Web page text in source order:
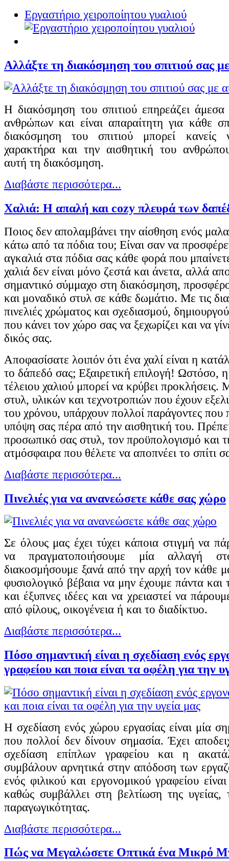
Εργαστήριο χειροποίητου γυαλιού
Αλλάξτε τη διακόσμηση του σπιτιού σας
Η διακόσμηση του σπιτιού επηρεάζει
ανθρώπων και είναι απαραίτητη για κάθε
διακόσμηση του σπιτιού μπορεί κανείς
χαρακτήρα και την αισθητική του
αυτή τη διακόσμηση.
Διαβάστε περισσότερα...
Χαλιά: Η απαλή και cozy πλευρά των
Ποιος δεν απολαμβάνει την αίσθηση ενός
κάτω από τα πόδια του; Είναι σαν να
αγκαλιά στα πόδια σας κάθε φορά που
χαλιά δεν είναι μόνο ζεστά και άνετα, αλλά
σημαντικό σύμμαχο στη διακόσμηση,
και μοναδικό στυλ σε κάθε δωμάτιο. Με τις
πινελιές χρώματος και σχεδιασμού,
που κάνει τον χώρο σας να ξεχωρίζει και να
δικός σας.
Αποφασίσατε λοιπόν ότι ένα χαλί είναι η
το δάπεδό σας; Εξαιρετική επιλογή! Ωστόσο,
τέλειου χαλιού μπορεί να κρύβει
στυλ, υλικών και τεχνοτροπιών που έχουν
του χρόνου, υπάρχουν πολλοί παράγοντες που
υπόψη σας πέρα από την αισθητική του.
προσωπικό σας στυλ, τον προϋπολογισμό και
ατμόσφαιρα που θέλετε να αποπνέει το σπίτι
Διαβάστε περισσότερα...
Πινελιές για να ανανεώσετε κάθε σας χώρο
Σε όλους μας έχει τύχει κάποια στιγμή να
να πραγματοποιήσουμε μία αλλαγή
διακοσμήσουμε ξανά από την αρχή τον κάθε
φυσιολογικό βέβαια να μην έχουμε πάντα και
και έξυπνες ιδέες και να χρειαστεί να
από φίλους, οικογένεια ή και το διαδίκτυο.
Διαβάστε περισσότερα...
Πόσο σημαντική είναι η σχεδίαση ενός
γραφείου και ποια είναι τα οφέλη για την
Η σχεδίαση ενός χώρου εργασίας είναι μία
που πολλοί δεν δίνουν σημασία. Έχει
σχεδίαση επίπλων γραφείου και η
συμβάλουν αρνητικά στην απόδοση των
ενός φιλικού και εργονομικού γραφείου
καθώς συμβάλλει στη βελτίωση της υγείας,
παραγωγικότητας.
Διαβάστε περισσότερα...
Πώς να Μεγαλώσετε Οπτικά ένα Μικρό